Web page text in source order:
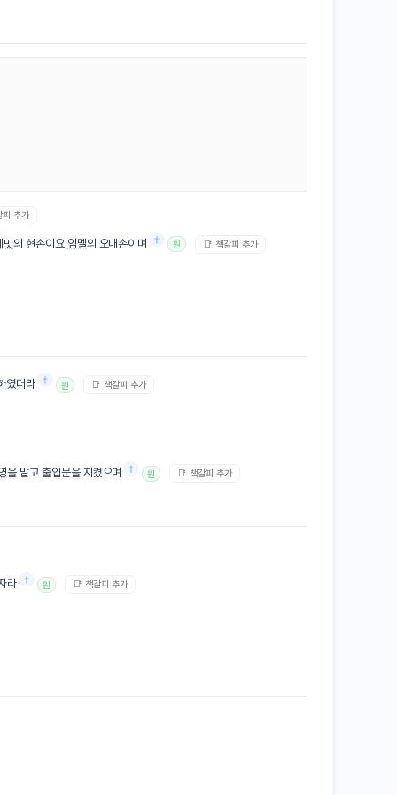
추가
밋의 현손이요 임멜의 오대손이며 † 원 📑 책갈피 추가
였더라 † 원 📑 책갈피 추가
을 맡고 출입문을 지켰으며 † 원 📑 책갈피 추가
라 † 원 📑 책갈피 추가